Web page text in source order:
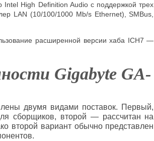
Intel High Definition Audio с поддержкой трех
LAN (10/100/1000 Mb/s Ethernet), SMBus,
расширенной версии хаба ICH7 —
Gigabyte GA-
двумя видами поставок. Первый,
сборщиков, второй — рассчитан на
второй вариант обычно представлен